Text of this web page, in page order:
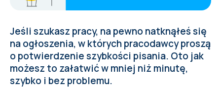
Jeśli szukasz pracy, na pewno natknąłeś się
na ogłoszenia, w których pracodawcy proszą
o potwierdzenie szybkości pisania. Oto jak
możesz to załatwić w mniej niż minutę,
szybko i bez problemu.